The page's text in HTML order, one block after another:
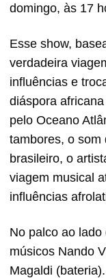
domingo, às 17
Esse show,
verdadeira
influências e
diáspora
pelo Oceano
tambores, o som
brasileiro, o
viagem musical
influências
No palco ao
músicos Nando
Magaldi